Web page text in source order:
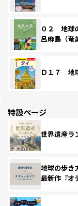
０２ 地
呂麻島（
Ｄ１７ 地
特設ページ
世界遺産ラ
地球の歩き
最新作『オ